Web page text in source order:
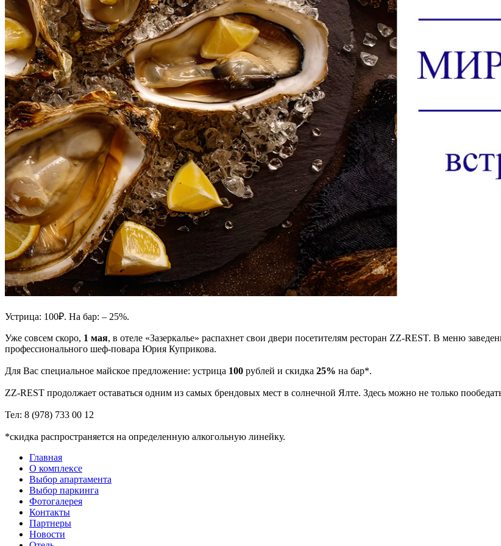
Устрица: 100₽. На бар: – 25%.
Уже совсем скоро, 1 мая, в отеле «Зазеркалье» распахнет свои двери посетителям ресторан ZZ-REST. В меню
профессионального шеф-повара Юрия Куприкова.
Для Вас специальное майское предложение: устрица 100 рублей и скидка 25% на бар*.
ZZ-REST продолжает оставаться одним из самых брендовых мест в солнечной Ялте. Здесь можно не только
Тел: 8 (978) 733 00 12
*скидка распространяется на определенную алкогольную линейку.
Главная
О комплексе
Выбор апартамента
Выбор паркинга
Фотогалерея
Контакты
Партнеры
Новости